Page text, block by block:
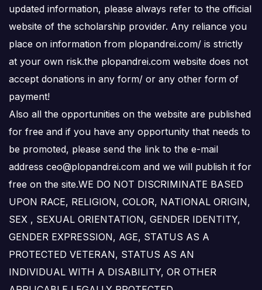
updated information, please always refer to the official
website of the scholarship provider. Any reliance you
place on information from plopandrei.com/ is strictly
at your own risk.the plopandrei.com website does not
accept donations in any form/ or any other form of
payment!
Also all the opportunities on the website are published
for free and if you have any opportunity that needs to
be promoted, please send the link to the e-mail
address ceo@plopandrei.com and we will publish it for
free on the site.WE DO NOT DISCRIMINATE BASED
UPON RACE, RELIGION, COLOR, NATIONAL ORIGIN,
SEX , SEXUAL ORIENTATION, GENDER IDENTITY,
GENDER EXPRESSION, AGE, STATUS AS A
PROTECTED VETERAN, STATUS AS AN
INDIVIDUAL WITH A DISABILITY, OR OTHER